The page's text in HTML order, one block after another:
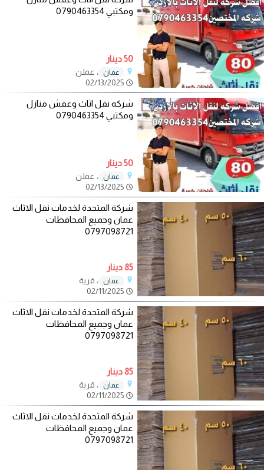
ومكتبي 0790463354
50 دينار
عمان ، عملن
شركه نقل اثاث وعفش منازل
ومكتبي 0790463354
50 دينار
عمان ، عملن
شركة المتحدة لخدمات نقل الاثاث
عمان وجميع المحافظات
0797098721
85 دينار
عمان ، قرية
شركة المتحدة لخدمات نقل الاثاث
عمان وجميع المحافظات
0797098721
85 دينار
عمان ، قرية
شركة المتحدة لخدمات نقل الاثاث
عمان وجميع المحافظات
0797098721